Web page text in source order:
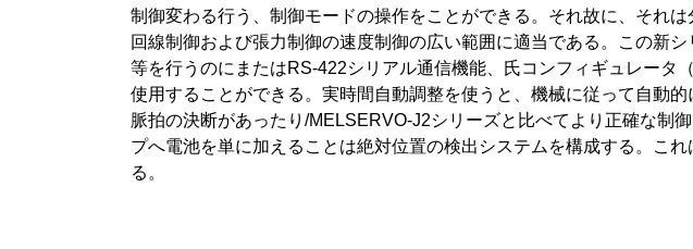
制御変わる行う、制御モードの操作をことができる。それ故に、それ
回線制御および張力制御の速度制御の広い範囲に適当である。この新
等を行うのにまたはRS-422シリアル通信機能、氏コンフィギュレータ
使用することができる。実時間自動調整を使うと、機械に従って自動
脈拍の決断があったり/MELSERVO-J2シリーズと比べてより正確な制
プへ電池を単に加えることは絶対位置の検出システムを構成する。こ
る。